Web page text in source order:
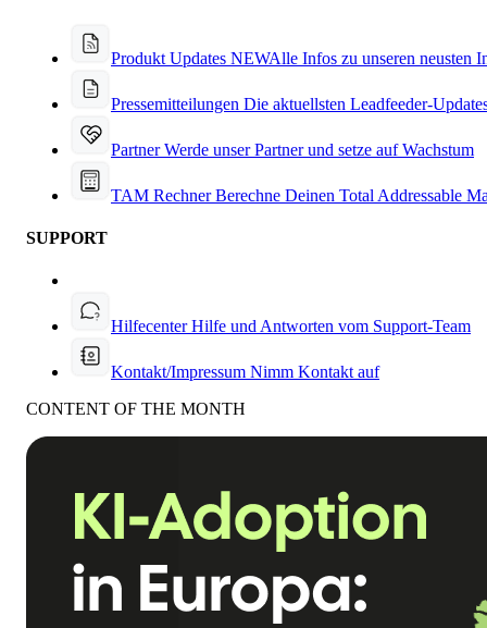
Produkt Updates NEWAlle Infos zu unseren neusten
Pressemitteilungen Die aktuellsten Leadfeeder-
PartnerWerde unser Partner und setze auf Wachstum
TAM RechnerBerechne Deinen Total Addressable
SUPPORT
HilfecenterHilfe und Antworten vom Support-Team
Kontakt/Impressum Nimm Kontakt auf
CONTENT OF THE MONTH